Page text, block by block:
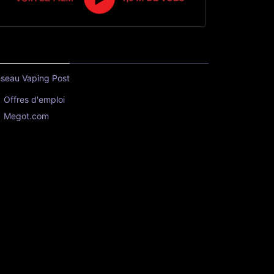
Vaping Post
Offres d'emploi
Megot.com